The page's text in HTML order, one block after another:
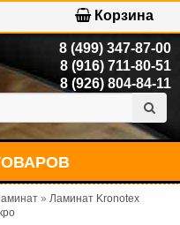
Корзина
8 (499) 347-87-00
8 (916) 711-80-51
8 (926) 804-84-11
» Ламинат Kronotex